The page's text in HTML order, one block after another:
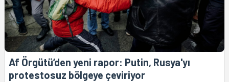
Af Örgütü’den yeni rapor: Putin, Rusya'yı
protestosuz bölgeye çeviriyor